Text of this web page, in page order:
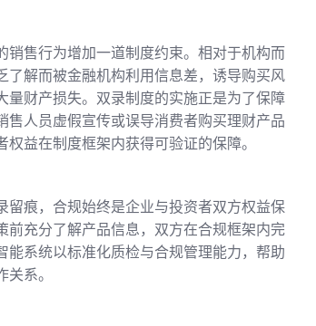
售行为增加一道制度约束。相对于机构而
解而被金融机构利用信息差，诱导购买风
财产损失。双录制度的实施正是为了保障
人员虚假宣传或误导消费者购买理财产品
益在制度框架内获得可验证的保障。
痕，合规始终是企业与投资者双方权益保
充分了解产品信息，双方在合规框架内完
系统以标准化质检与合规管理能力，帮助
系。